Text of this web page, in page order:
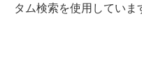
タム検索を使用していま